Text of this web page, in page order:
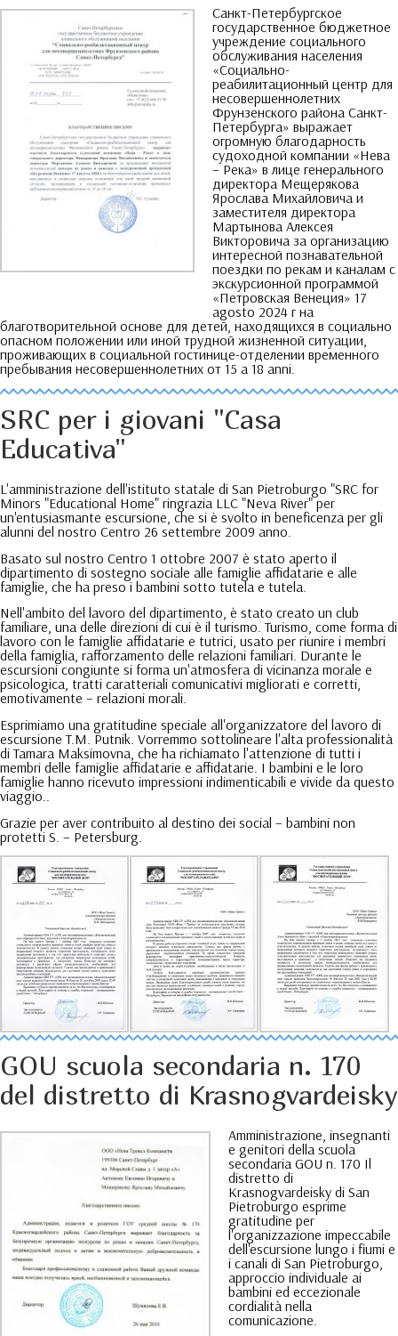
Санкт-Петербургское
государственное бюджетное
учреждение социального
обслуживания населения
«Социально-
реабилитационный центр для
несовершеннолетних
Фрунзенского района Санкт-
Петербурга» выражает
огромную благодарность
судоходной компании «Нева
–Река» в лице генерального
директора Мещерякова
Ярослава Михайловича и
заместителя директора
Мартынова Алексея
Викторовича за организацию
интересной познавательной
поездки по рекам и каналам с
экскурсионной программой
«Петровская Венеция» 17
agosto 2024 г на
благотворительной основе для детей находящихся в социально
опасном положении или иной трудной жизненной ситуации
проживающих в социальной гостинице-отделении временного
пребывания несовершеннолетних от 15 a 18 anni.
SRC per i giovani "Casa
Educativa"
L'amministrazione dell'istituto statale di San Pietroburgo "SRC for
Minors "Educational Home" ringrazia LLC "Neva River" per
un'entusiasmante escursione, che si è svolto in beneficenza per gli
alunni del nostro Centro 26 settembre 2009 anno.
Basato sul nostro Centro 1 ottobre 2007 è stato aperto il
dipartimento di sostegno sociale alle famiglie affidatarie e alle
famiglie, che ha preso i bambini sotto tutela e tutela.
Nell'ambito del lavoro del dipartimento, è stato creato un club
familiare, una delle direzioni di cui è il turismo. Turismo, come forma di
lavoro con le famiglie affidatarie e tutrici, usato per riunire i membri
della famiglia, rafforzamento delle relazioni familiari. Durante le
escursioni congiunte si forma un'atmosfera di vicinanza morale e
psicologica, tratti caratteriali comunicativi migliorati e corretti,
emotivamente – relazioni morali.
Esprimiamo una gratitudine speciale all'organizzatore del lavoro di
escursione T.M. Putnik. Vorremmo sottolineare l'alta professionalità
di Tamara Maksimovna, che ha richiamato l'attenzione di tutti i
membri delle famiglie affidatarie e affidatarie. I bambini e le loro
famiglie hanno ricevuto impressioni indimenticabili e vivide da questo
viaggio..
Grazie per aver contribuito al destino dei social – bambini non
protetti S. – Petersburg.
GOU scuola secondaria n. 170
del distretto di Krasnogvardeisky
Amministrazione, insegnanti
e genitori della scuola
secondaria GOU n. 170 Il
distretto di
Krasnogvardeisky di San
Pietroburgo esprime
gratitudine per
l'organizzazione impeccabile
dell'escursione lungo i fiumi e
i canali di San Pietroburgo,
approccio individuale ai
bambini ed eccezionale
cordialità nella
comunicazione.